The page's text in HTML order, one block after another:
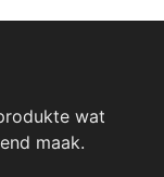
wat
maak.